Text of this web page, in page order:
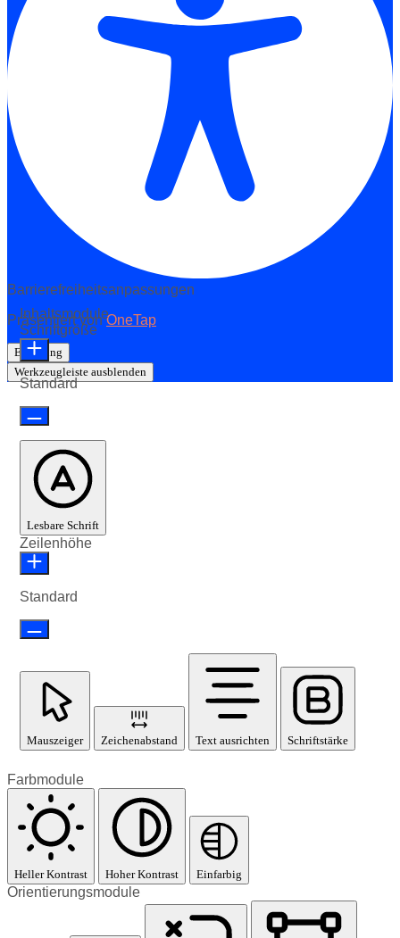
Barrierefreiheitsanpassungen
Präsentiert vonOneTap
Erklärung
Werkzeugleiste ausblenden
Inhaltsmodule
Schriftgröße
Standard
Lesbare Schrift
Zeilenhöhe
Standard
Mauszeiger Zeichenabstand Text ausrichten Schriftstärke
Farbmodule
Heller Kontrast Hoher Kontrast Einfarbig
Orientierungsmodule